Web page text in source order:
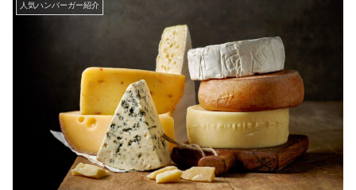
人気ハンバーガー紹介